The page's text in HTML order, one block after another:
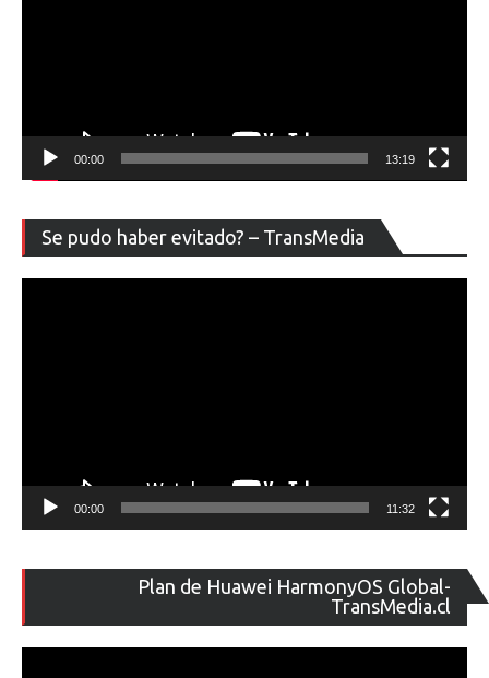
00:00 13:19
Se pudo haber evitado? – TransMedia
de
00:00 11:32
Plan de Huawei HarmonyOS Global-
TransMedia.cl
de